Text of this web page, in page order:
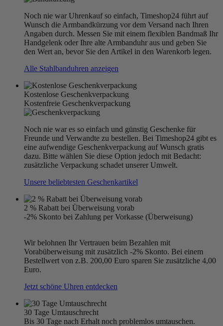
Noch nie war Uhrenkauf so einfach, Timeshop24 führt auf
Wunsch die Armbandkürzung vor dem Versand nach Ihren
Angaben durch. Messen Sie mit einem flexiblen Bandmaß Ihr
Handgelenk oder Ihre alte Armbanduhr aus und geben Sie
den Wert an, bevor Sie den Artikel in den Warenkorb legen.
Alle Stahlbanduhren anzeigen
Kostenlose Geschenkverpackung
Kostenfreie Geschenkverpackung
Noch nie war es so einfach und günstig Geschenke für
Freunde und Verwandte zu bestellen. Bei Timeshop24 gibt es
eine aufwendige Geschenkverpackung auf Wunsch gratis
dazu. Bitte wählen Sie diese Option jedoch mit Bedacht:
zusätzliche Verpackung schadet unserer Umwelt.
Unsere beliebtesten Geschenkartikel
2 % Rabatt bei Überweisung vorab
-2% Skonto bei Zahlung per Vorkasse (Überweisung)
Wir belohnen Ihr Vertrauen beim Bezahlen mit
Vorabüberweisung mit zusätzlich -2% Skonto. Bei einem
Bestellwert von z.B. 200,00 Euro sparen Sie zusätzliche 4,00
Euro.
Jetzt schöne Uhren entdecken
30 Tage Umtauschrecht
Bis 30 Tage nach Erhalt noch problemlos umtauschen.